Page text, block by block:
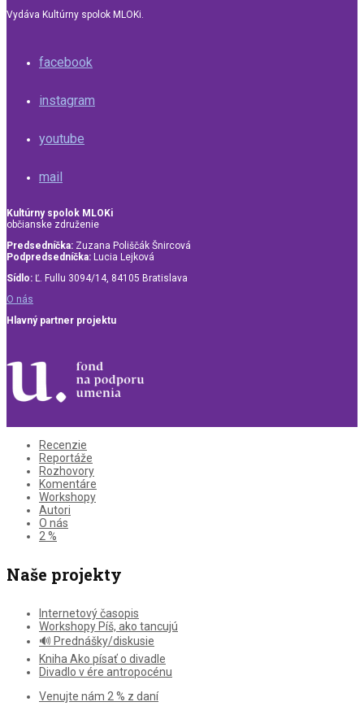
Vydáva Kultúrny spolok MLOKi.
facebook
instagram
youtube
mail
Kultúrny spolok MLOKi
občianske združenie
Predsedníčka: Zuzana Poliščák Šnircová
Podpredsedníčka: Lucia Lejková
Sídlo: Ľ. Fullu 3094/14, 84105 Bratislava
O nás
Hlavný partner projektu
Recenzie
Reportáže
Rozhovory
Komentáre
Workshopy
Autori
O nás
2 %
Naše projekty
Internetový časopis
Workshopy Píš, ako tancujú
🔊 Prednášky/diskusie
Kniha Ako písať o divadle
Divadlo v ére antropocénu
Venujte nám 2 % z daní